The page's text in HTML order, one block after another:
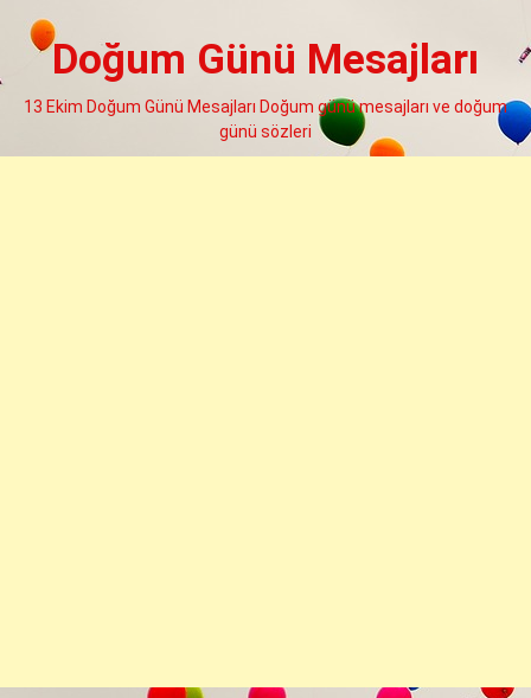
Doğum Günü Mesajları
13 Ekim Doğum Günü Mesajları Doğum günü mesajları ve doğum
günü sözleri